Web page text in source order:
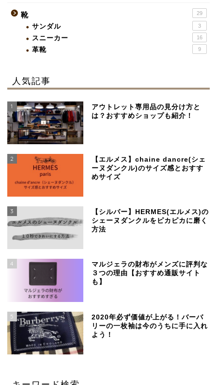
靴 29
サンダル 3
スニーカー 16
革靴 9
人気記事
1
アウトレット専用品の見分け方と
は？おすすめショップも紹介！
2
【エルメス】chaine dancre(シェ
ーヌダンクル)のサイズ感とおすす
めサイズ
3
【シルバー】HERMES(エルメス)の
シェーヌダンクルをピカピカに磨く
方法
4
マルジェラの財布がメンズに評判な
３つの理由【おすすめ通販サイト
も】
5
2020年必ず価値が上がる！バーバ
リーの一枚袖は今のうちに手に入れ
よう！
めブランド
【マルジェラ】足袋ブー
ツのサイズ感と定価より